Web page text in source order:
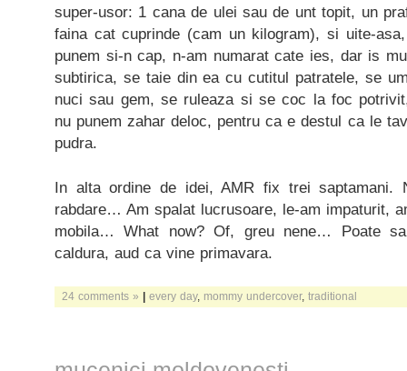
super-usor: 1 cana de ulei sau de unt topit, un
faina cat cuprinde (cam un kilogram), si uite-
punem si-n cap, n-am numarat cate ies, dar is
subtirica, se taie din ea cu cutitul patratele, se
nuci sau gem, se ruleaza si se coc la foc
nu punem zahar deloc, pentru ca e destul ca le
pudra.
In alta ordine de idei, AMR fix trei saptamani.
rabdare… Am spalat lucrusoare, le-am impaturit,
mobila… What now? Of, greu nene… Poate
caldura, aud ca vine primavara.
24 comments » | every day, mommy undercover, traditional